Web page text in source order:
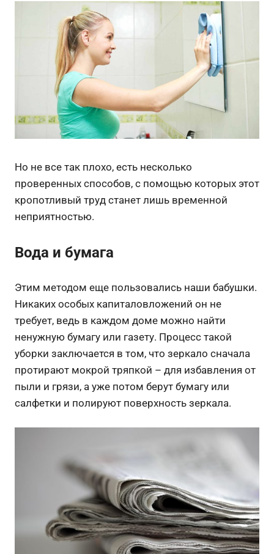
Но не все так плохо, есть несколько
проверенных способов, с помощью которых этот
кропотливый труд станет лишь временной
неприятностью.
Вода и бумага
Этим методом еще пользовались наши бабушки.
Никаких особых капиталовложений он не
требует, ведь в каждом доме можно найти
ненужную бумагу или газету. Процесс такой
уборки заключается в том, что зеркало сначала
протирают мокрой тряпкой – для избавления от
пыли и грязи, а уже потом берут бумагу или
салфетки и полируют поверхность зеркала.